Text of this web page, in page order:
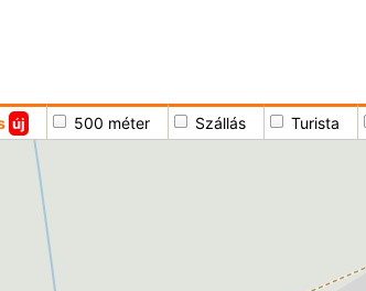
új 500 méter Szállás Turista